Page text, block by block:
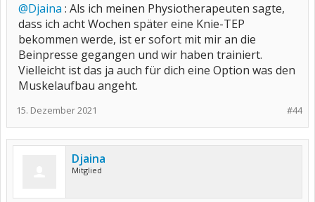
@Djaina : Als ich meinen Physiotherapeuten sagte,
dass ich acht Wochen später eine Knie-TEP
bekommen werde, ist er sofort mit mir an die
Beinpresse gegangen und wir haben trainiert.
Vielleicht ist das ja auch für dich eine Option was den
Muskelaufbau angeht.
#44
15. Dezember 2021
Djaina
Mitglied